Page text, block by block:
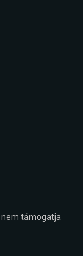
nem támogatja